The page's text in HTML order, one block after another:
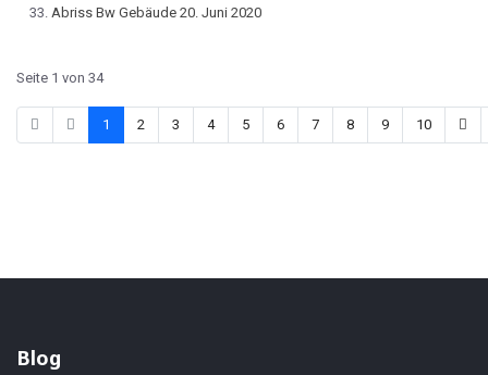
Abriss Bw Gebäude 20. Juni 2020
Seite 1 von 34
1 2 3 4 5 6 7 8 9 10
Blog